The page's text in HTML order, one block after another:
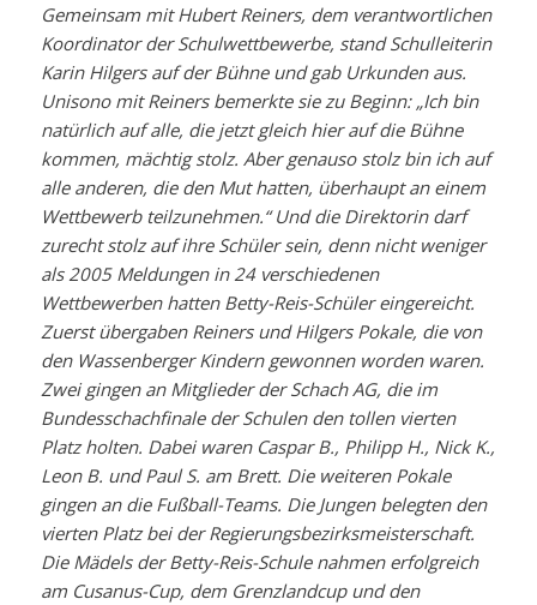
Gemeinsam mit Hubert Reiners, dem verantwortlichen
Koordinator der Schulwettbewerbe, stand Schulleiterin
Karin Hilgers auf der Bühne und gab Urkunden aus.
Unisono mit Reiners bemerkte sie zu Beginn: „Ich bin
natürlich auf alle, die jetzt gleich hier auf die Bühne
kommen, mächtig stolz. Aber genauso stolz bin ich auf
alle anderen, die den Mut hatten, überhaupt an einem
Wettbewerb teilzunehmen.“ Und die Direktorin darf
zurecht stolz auf ihre Schüler sein, denn nicht weniger
als 2005 Meldungen in 24 verschiedenen
Wettbewerben hatten Betty-Reis-Schüler eingereicht.
Zuerst übergaben Reiners und Hilgers Pokale, die von
den Wassenberger Kindern gewonnen worden waren.
Zwei gingen an Mitglieder der Schach AG, die im
Bundesschachfinale der Schulen den tollen vierten
Platz holten. Dabei waren Caspar B., Philipp H., Nick K.,
Leon B. und Paul S. am Brett. Die weiteren Pokale
gingen an die Fußball-Teams. Die Jungen belegten den
vierten Platz bei der Regierungsbezirksmeisterschaft.
Die Mädels der Betty-Reis-Schule nahmen erfolgreich
am Cusanus-Cup, dem Grenzlandcup und den